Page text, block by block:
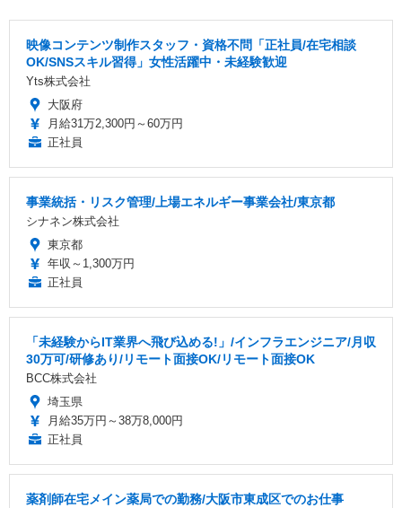
映像コンテンツ制作スタッフ・資格不問「正社員/在宅相談
OK/SNSスキル習得」女性活躍中・未経験歓迎
Yts株式会社
大阪府
月給31万2,300円～60万円
正社員
事業統括・リスク管理/上場エネルギー事業会社/東京都
シナネン株式会社
東京都
年収～1,300万円
正社員
「未経験からIT業界へ飛び込める!」/インフラエンジニア/月収
30万可/研修あり/リモート面接OK/リモート面接OK
BCC株式会社
埼玉県
月給35万円～38万8,000円
正社員
薬剤師在宅メイン薬局での勤務/大阪市東成区でのお仕事